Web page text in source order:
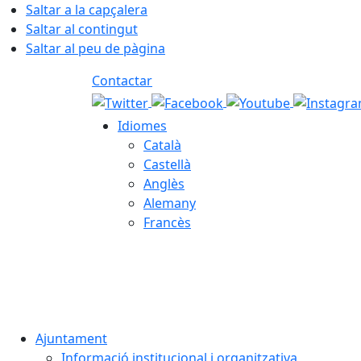
Saltar a la capçalera
Saltar al contingut
Saltar al peu de pàgina
Contactar
Idiomes
Català
Castellà
Anglès
Alemany
Francès
Ajuntament